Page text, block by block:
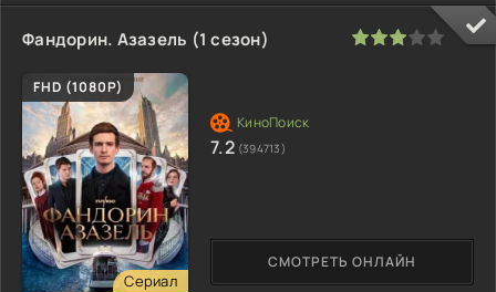
Фандорин. Азазель (1 сезон)
FHD (1080P)
Сериал
СМОТРЕТЬ ОНЛАЙН
7.2 (394713)
60 1 2